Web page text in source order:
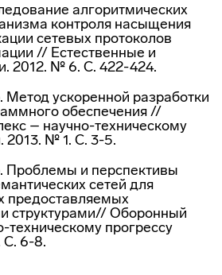
алгоритмических
контроля насыщения
сетевых протоколов
// Естественные и
2012. № 6. С. 422-424.
Метод ускоренной разработки
обеспечения //
– научно-техническому
2013. № 1. С. 3-5.
Проблемы и перспективы
сетей для
предоставляемых
структурами// Оборонный
техническому прогрессу
С. 6-8.